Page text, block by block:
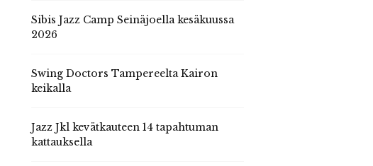
Sibis Jazz Camp Seinäjoella kesäkuussa
2026
Swing Doctors Tampereelta Kairon
keikalla
Jazz Jkl kevätkauteen 14 tapahtuman
kattauksella